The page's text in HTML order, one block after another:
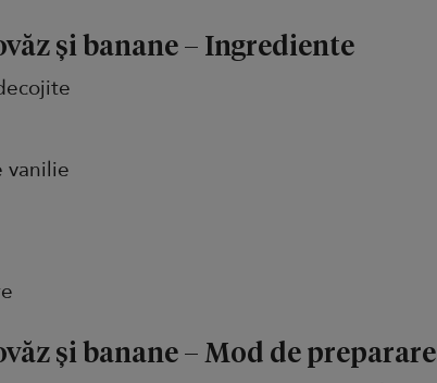
și banane – Ingrediente
vanilie
și banane – Mod de preparare